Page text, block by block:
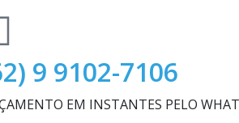
9 9102-7106
EM INSTANTES PELO